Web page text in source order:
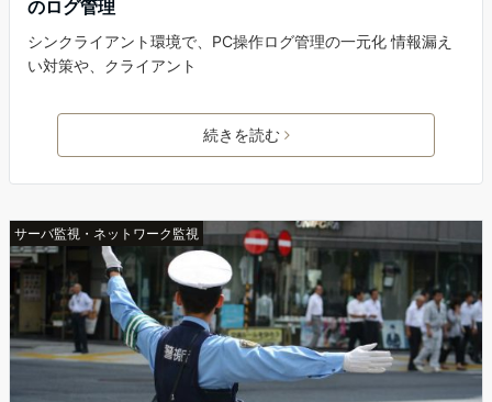
のログ管理
シンクライアント環境で、PC操作ログ管理の一元化 情報漏え
い対策や、クライアント
続きを読む
サーバ監視・ネットワーク監視